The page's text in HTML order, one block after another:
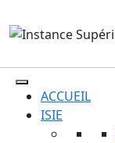
ACCUEIL
ISIE